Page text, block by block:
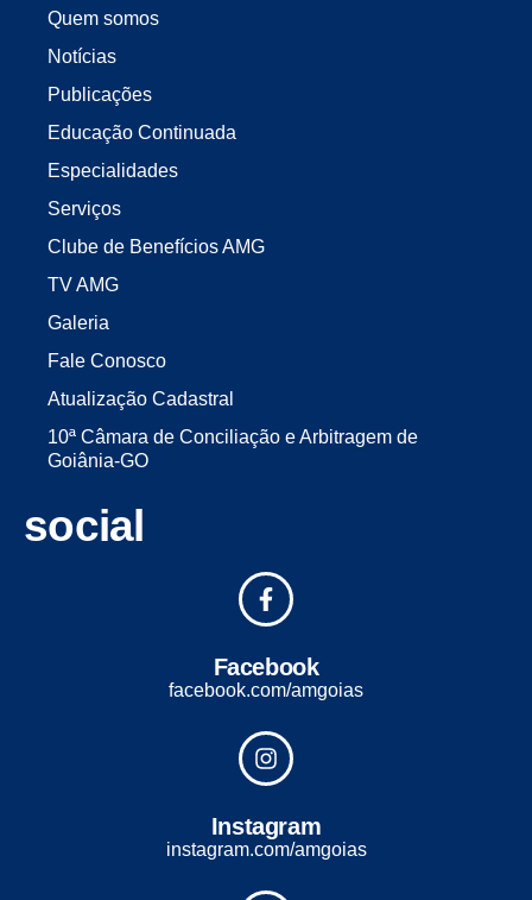
Quem somos
Notícias
Publicações
Educação Continuada
Especialidades
Serviços
Clube de Benefícios AMG
TV AMG
Galeria
Fale Conosco
Atualização Cadastral
10ª Câmara de Conciliação e Arbitragem de
Goiânia-GO
social
Facebook
facebook.com/amgoias
Instagram
instagram.com/amgoias